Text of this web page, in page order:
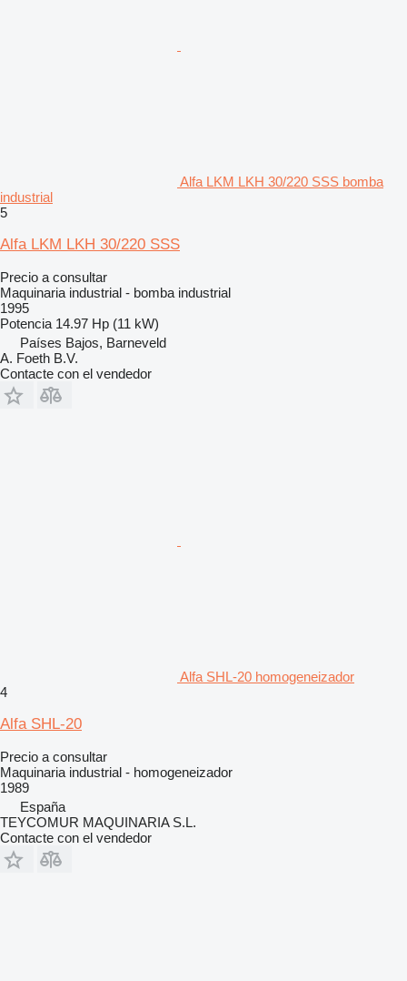
Alfa LKM LKH 30/220 SSS bomba
industrial
5
Alfa LKM LKH 30/220 SSS
Precio a consultar
Maquinaria industrial - bomba industrial
1995
Potencia 14.97 Hp (11 kW)
Países Bajos, Barneveld
A. Foeth B.V.
Contacte con el vendedor
Alfa SHL-20 homogeneizador
4
Alfa SHL-20
Precio a consultar
Maquinaria industrial - homogeneizador
1989
España
TEYCOMUR MAQUINARIA S.L.
Contacte con el vendedor